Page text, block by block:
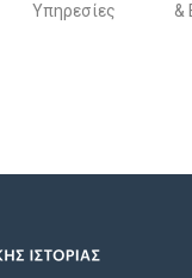
Υπηρεσίες
&